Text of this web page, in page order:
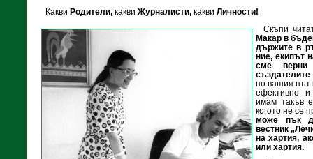
Какви Родители,какви Журналисти,какви Личности!
Скъпи
Макар в
държите в
ние, екипът
сме
по вашия път
ефективно
имам такъв
когото не се
може пък
вестник
на хартия,
или хартия.